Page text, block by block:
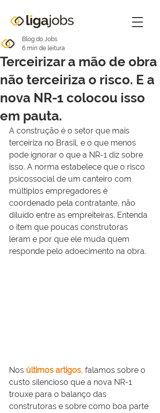
Terceirizar a mão de obra
não terceiriza o risco. E a
nova NR-1 colocou isso
em pauta.
Blog do Jobs
6 min de leitura
A construção é o setor que mais
terceiriza no Brasil, e o que menos
pode ignorar o que a NR-1 diz sobre
isso. A norma estabelece que o risco
psicossocial de um canteiro com
múltiplos empregadores é
coordenado pela contratante, não
diluído entre as empreiteiras. Entenda
o item que poucas construtoras
leram e por que ele muda quem
responde pelo adoecimento na obra.
Nos últimos artigos, falamos sobre o
custo silencioso que a nova NR-1
trouxe para o balanço das
construtoras e sobre como boa parte